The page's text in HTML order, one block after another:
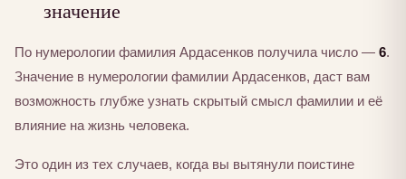
значение
По нумерологии фамилия Ардасенков получила число — 6.
Значение в нумерологии фамилии Ардасенков, даст вам
возможность глубже узнать скрытый смысл фамилии и её
влияние на жизнь человека.
Это один из тех случаев, когда вы вытянули поистине